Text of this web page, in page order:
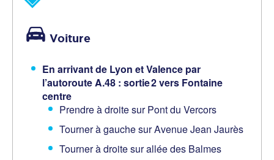
Voiture
En arrivant de Lyon et Valence par
l’autoroute A.48 : sortie2 vers Fontaine
centre
Prendre à droite sur Pont du Vercors
Tourner à gauche sur Avenue Jean Jaurès
Tourner à droite sur allée des Balmes